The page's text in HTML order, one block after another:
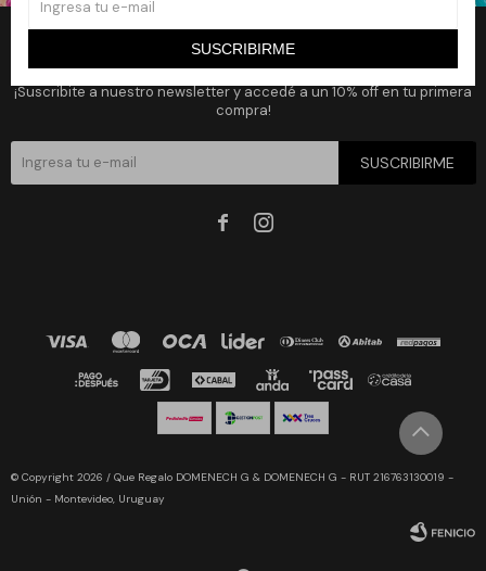
SUSCRIBIRME
Newsletter
¡Suscribite a nuestro newsletter y accedé a un 10% off en tu primera
compra!
SUSCRIBIRME
 
© Copyright 2026 / Que Regalo DOMENECH G & DOMENECH G - RUT 216763130019 -
Unión - Montevideo, Uruguay